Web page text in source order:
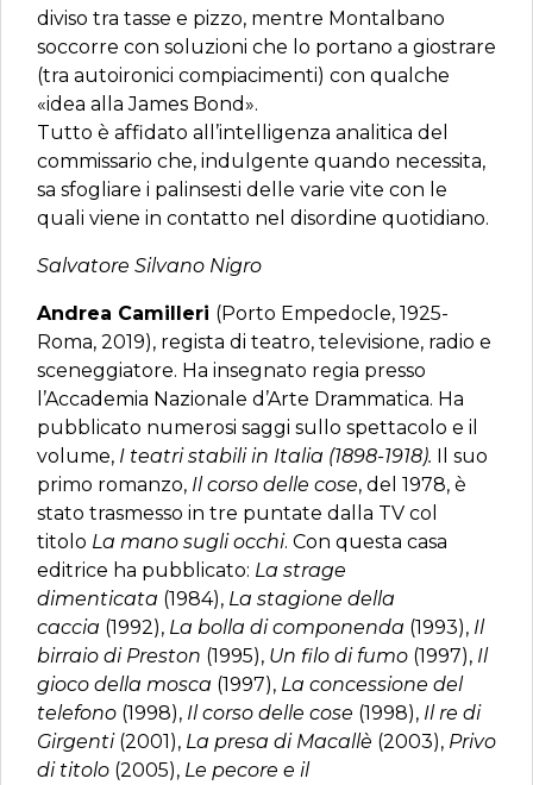
diviso tra tasse e pizzo, mentre Montalbano
soccorre con soluzioni che lo portano a giostrare
(tra autoironici compiacimenti) con qualche
«idea alla James Bond».
Tutto è affidato all’intelligenza analitica del
commissario che, indulgente quando necessita,
sa sfogliare i palinsesti delle varie vite con le
quali viene in contatto nel disordine quotidiano.
Salvatore Silvano Nigro
Andrea Camilleri (Porto Empedocle, 1925-
Roma, 2019), regista di teatro, televisione, radio e
sceneggiatore. Ha insegnato regia presso
l’Accademia Nazionale d’Arte Drammatica. Ha
pubblicato numerosi saggi sullo spettacolo e il
volume, I teatri stabili in Italia (1898-1918). Il suo
primo romanzo, Il corso delle cose, del 1978, è
stato trasmesso in tre puntate dalla TV col
titolo La mano sugli occhi. Con questa casa
editrice ha pubblicato: La strage
dimenticata (1984), La stagione della
caccia (1992), La bolla di componenda (1993), Il
birraio di Preston (1995), Un filo di fumo (1997), Il
gioco della mosca (1997), La concessione del
telefono (1998), Il corso delle cose (1998), Il re di
Girgenti (2001), La presa di Macallè (2003), Privo
di titolo (2005), Le pecore e il